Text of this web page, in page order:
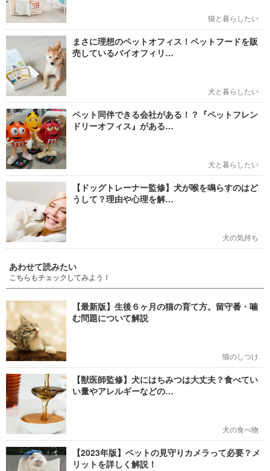
猫と暮らしたい
まさに理想のペットオフィス！ペットフードを販
売しているバイオフィリ…
犬と暮らしたい
ペット同伴できる会社がある！？『ペットフレン
ドリーオフィス』がある…
犬と暮らしたい
【ドッグトレーナー監修】犬が喉を鳴らすのはど
うして？理由や心理を解…
犬の気持ち
あわせて読みたい
こちらもチェックしてみよう！
【最新版】生後６ヶ月の猫の育て方。留守番・噛
む問題について解説
猫のしつけ
【獣医師監修】犬にはちみつは大丈夫？食べてい
い量やアレルギーなどの…
犬の食べ物
【2023年版】ペットの見守りカメラって必要？メ
リットを詳しく解説！